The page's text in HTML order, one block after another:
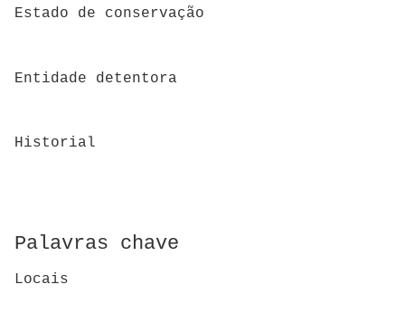
Estado de conservação
Entidade detentora
Historial
Palavras chave
Locais